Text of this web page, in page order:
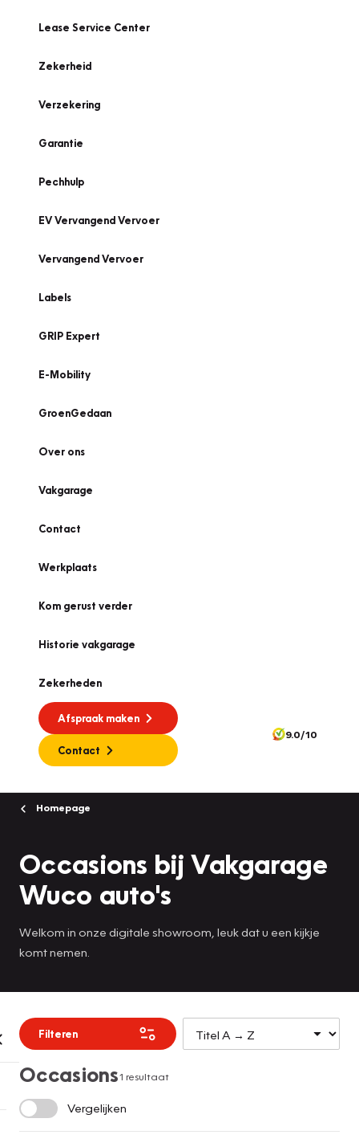
Lease Service Center
Zekerheid
Verzekering
Garantie
Pechhulp
EV Vervangend Vervoer
Vervangend Vervoer
Labels
GRIP Expert
E-Mobility
GroenGedaan
Over ons
Vakgarage
Contact
Werkplaats
Kom gerust verder
Historie vakgarage
Zekerheden
Afspraak maken
Contact
9.0/10
Homepage
Occasions bij Vakgarage
Wuco auto's
Welkom in onze digitale showroom, leuk dat u een kijkje
komt nemen.
Filteren
Occasions1 resultaat
Vergelijken